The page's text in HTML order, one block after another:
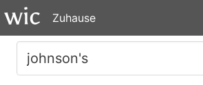
Zuhause